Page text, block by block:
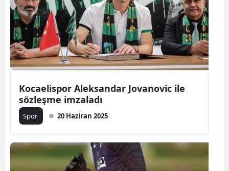
Kocaelispor Aleksandar Jovanovic ile
sözleşme imzaladı
Spor 20 Haziran 2025